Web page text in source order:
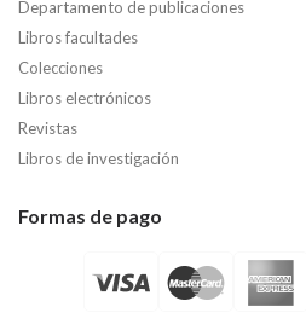
Departamento de publicaciones
Libros facultades
Colecciones
Libros electrónicos
Revistas
Libros de investigación
Formas de pago